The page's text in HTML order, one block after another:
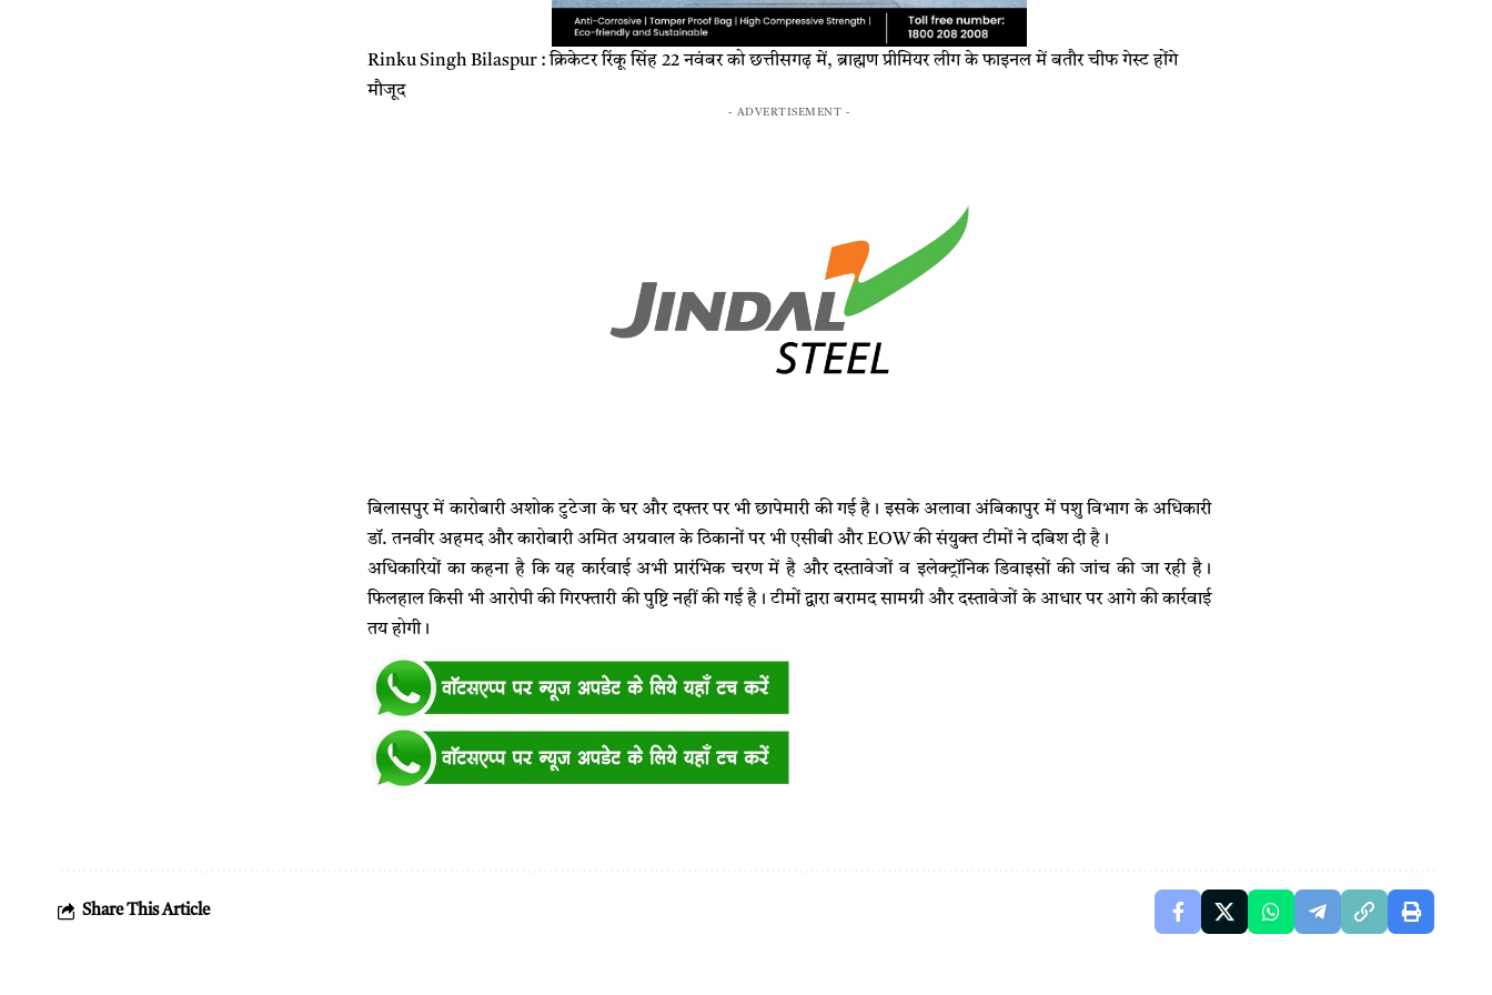
Rinku Singh Bilaspur : क्रिकेटर रिंकू सिंह 22 नवंबर को छत्तीसगढ़ में, ब्राह्मण प्रीमियर लीग के फाइनल में बतौर चीफ गेस्ट होंगे
मौजूद
- ADVERTISEMENT -
बिलासपुर में कारोबारी अशोक टुटेजा के घर और दफ्तर पर भी छापेमारी की गई है। इसके अलावा अंबिकापुर में पशु विभाग के अधिकारी
डॉ. तनवीर अहमद और कारोबारी अमित अग्रवाल के ठिकानों पर भी एसीबी और EOW की संयुक्त टीमों ने दबिश दी है।
अधिकारियों का कहना है कि यह कार्रवाई अभी प्रारंभिक चरण में है और दस्तावेजों व इलेक्ट्रॉनिक डिवाइसों की जांच की जा रही है।
फिलहाल किसी भी आरोपी की गिरफ्तारी की पुष्टि नहीं की गई है। टीमों द्वारा बरामद सामग्री और दस्तावेजों के आधार पर आगे की कार्रवाई
तय होगी।
Share This Article